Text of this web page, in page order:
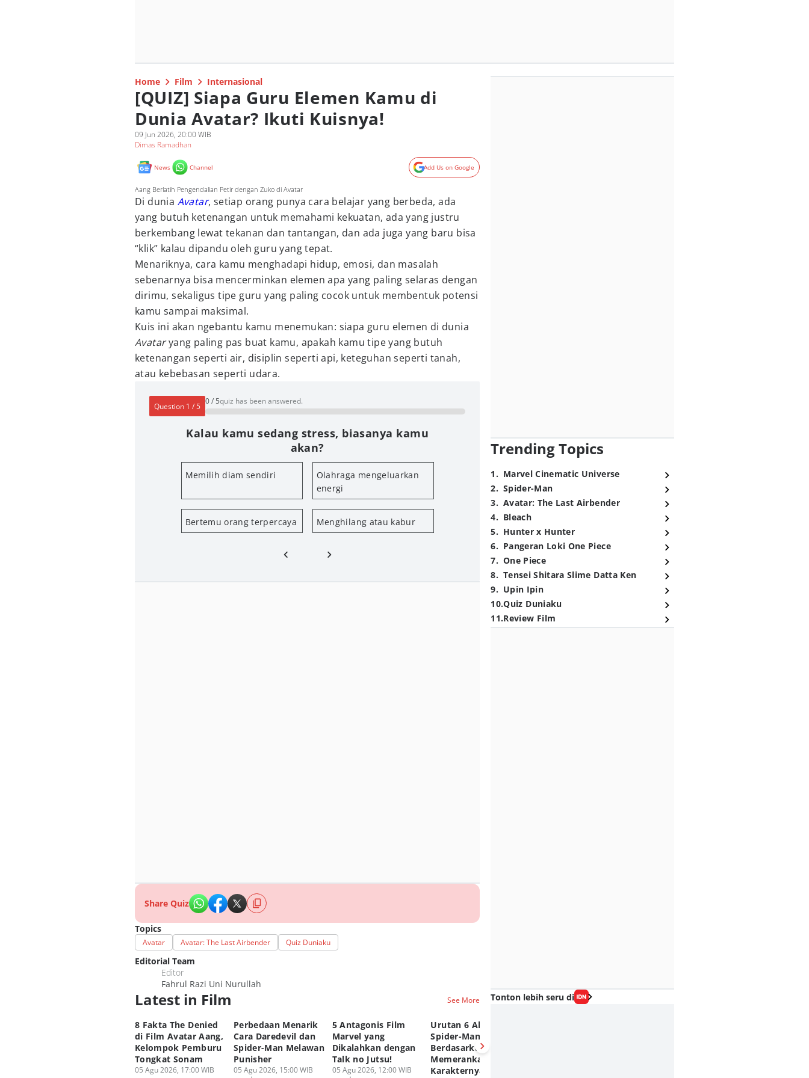
Home Film Internasional
[QUIZ] Siapa Guru Elemen Kamu di
Dunia Avatar? Ikuti Kuisnya!
09 Jun 2026, 20:00 WIB
Dimas Ramadhan
News Channel Add Us on Google
Aang Berlatih Pengendalian Petir dengan Zuko di Avatar
Di dunia Avatar, setiap orang punya cara belajar yang berbeda, ada
yang butuh ketenangan untuk memahami kekuatan, ada yang justru
berkembang lewat tekanan dan tantangan, dan ada juga yang baru bisa
“klik” kalau dipandu oleh guru yang tepat.
Menariknya, cara kamu menghadapi hidup, emosi, dan masalah
sebenarnya bisa mencerminkan elemen apa yang paling selaras dengan
dirimu, sekaligus tipe guru yang paling cocok untuk membentuk potensi
kamu sampai maksimal.
Kuis ini akan ngebantu kamu menemukan: siapa guru elemen di dunia
Avataryang paling pas buat kamu, apakah kamu tipe yang butuh
ketenangan seperti air, disiplin seperti api, keteguhan seperti tanah,
atau kebebasan seperti udara.
Question 1 /5
0/ 5quiz has been answered.
Kalau kamu sedang stress, biasanya kamu
akan?
Memilih diam sendiri
Olahraga mengeluarkan
energi
Bertemu orang terpercaya Menghilang atau kabur
Share Quiz
Topics
Avatar Avatar: The Last Airbender Quiz Duniaku
Editorial Team
Editor
Fahrul Razi Uni Nurullah
Latest in Film See More
8 Fakta The Denied
di Film Avatar Aang,
Kelompok Pemburu
Tongkat Sonam
05 Agu 2026, 17:00 WIB
Perbedaan Menarik
Cara Daredevil dan
Spider-Man Melawan
Punisher
05 Agu 2026, 15:00 WIB
5 Antagonis Film
Marvel yang
Dikalahkan dengan
Talk no Jutsu!
05 Agu 2026, 12:00 WIB
Urutan 6 Aktor
Spider-Man
Berdasarkan Lama
Memerankan
Karakternya
Trending Topics
1. Marvel Cinematic Universe
2. Spider-Man
3. Avatar: The Last Airbender
4. Bleach
5. Hunter x Hunter
6. Pangeran Loki One Piece
7. One Piece
8. Tensei Shitara Slime Datta Ken
9. Upin Ipin
10.Quiz Duniaku
11.Review Film
Tonton lebih seru di